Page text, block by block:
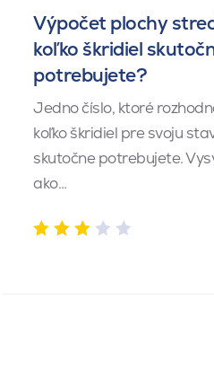
Výpočet plochy
koľko škridiel
potrebujete?
Jedno číslo, ktoré
koľko škridiel pre svoju
skutočne potrebujete.
ako…